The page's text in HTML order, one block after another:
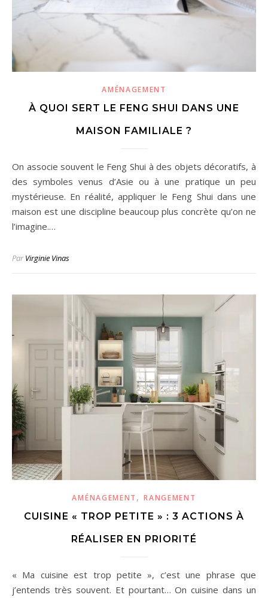
AMÉNAGEMENT
À QUOI SERT LE FENG SHUI DANS UNE
MAISON FAMILIALE ?
On associe souvent le Feng Shui à des objets décoratifs, à
des symboles venus d’Asie ou à une pratique un peu
mystérieuse. En réalité, appliquer le Feng Shui dans une
maison est une discipline beaucoup plus concrète qu’on ne
l’imagine.…
ParVirginie Vinas
AMÉNAGEMENT ,RANGEMENT
CUISINE « TROP PETITE » : 3 ACTIONS À
RÉALISER EN PRIORITÉ
« Ma cuisine est trop petite », c’est une phrase que
j’entends très souvent. Et pourtant… On cuisine dans un